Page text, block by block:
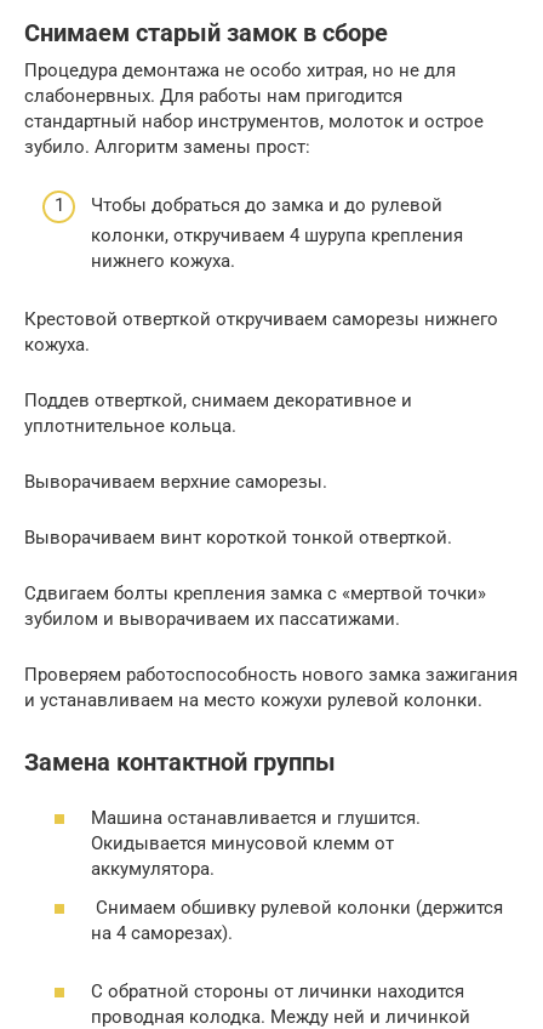
Снимаем старый замок в сборе
Процедура демонтажа не особо хитрая, но не для
слабонервных. Для работы нам пригодится
стандартный набор инструментов, молоток и острое
зубило. Алгоритм замены прост:
Чтобы добраться до замка и до рулевой
колонки, откручиваем 4 шурупа крепления
нижнего кожуха.
Крестовой отверткой откручиваем саморезы нижнего
кожуха.
Поддев отверткой, снимаем декоративное и
уплотнительное кольца.
Выворачиваем верхние саморезы.
Выворачиваем винт короткой тонкой отверткой.
Сдвигаем болты крепления замка с «мертвой точки»
зубилом и выворачиваем их пассатижами.
Проверяем работоспособность нового замка зажигания
и устанавливаем на место кожухи рулевой колонки.
Замена контактной группы
Машина останавливается и глушится.
Окидывается минусовой клемм от
аккумулятора.
Снимаем обшивку рулевой колонки (держится
на 4 саморезах).
С обратной стороны от личинки находится
проводная колодка. Между ней и личинкой